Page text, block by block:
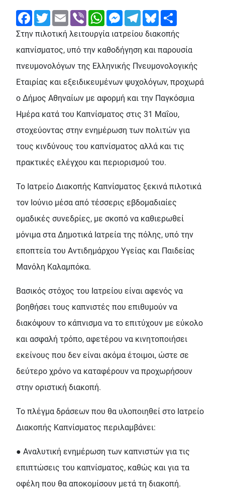
FacebookTwitterEmail Viber WhatsAppMessengerTelegramBluesky
Στην πιλοτική λειτουργία ιατρείου διακοπής
καπνίσματος, υπό την καθοδήγηση και παρουσία
πνευμονολόγων της Ελληνικής Πνευμονολογικής
Εταιρίας και εξειδικευμένων ψυχολόγων, προχωρά
ο Δήμος Αθηναίων με αφορμή και την Παγκόσμια
Ημέρα κατά του Καπνίσματος στις 31 Μαΐου,
στοχεύοντας στην ενημέρωση των πολιτών για
τους κινδύνους του καπνίσματος αλλά και τις
πρακτικές ελέγχου και περιορισμού του.
Το Ιατρείο Διακοπής Καπνίσματος ξεκινά πιλοτικά
τον Ιούνιο μέσα από τέσσερις εβδομαδιαίες
ομαδικές συνεδρίες, με σκοπό να καθιερωθεί
μόνιμα στα Δημοτικά Ιατρεία της πόλης, υπό την
εποπτεία του Αντιδημάρχου Υγείας και Παιδείας
Μανόλη Καλαμπόκα.
Βασικός στόχος του Ιατρείου είναι αφενός να
βοηθήσει τους καπνιστές που επιθυμούν να
διακόψουν το κάπνισμα να το επιτύχουν με εύκολο
και ασφαλή τρόπο, αφετέρου να κινητοποιήσει
εκείνους που δεν είναι ακόμα έτοιμοι, ώστε σε
δεύτερο χρόνο να καταφέρουν να προχωρήσουν
στην οριστική διακοπή.
Το πλέγμα δράσεων που θα υλοποιηθεί στο Ιατρείο
Διακοπής Καπνίσματος περιλαμβάνει:
● Αναλυτική ενημέρωση των καπνιστών για τις
επιπτώσεις του καπνίσματος, καθώς και για τα
οφέλη που θα αποκομίσουν μετά τη διακοπή.